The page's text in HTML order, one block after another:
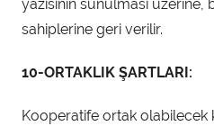
yazısının sunulması
sahiplerine geri verilir.
10-ORTAKLIK ŞARTLARI:
Kooperatife ortak olabilecek